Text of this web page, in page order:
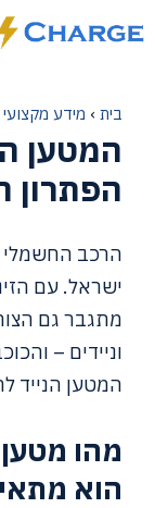
לתוכן
בית › מידע מקצועי
המטען
הפתרון
הרכב החשמלי
ישראל. עם
מתגבר גם
וניידים –
המטען הנייד
מהו
הוא